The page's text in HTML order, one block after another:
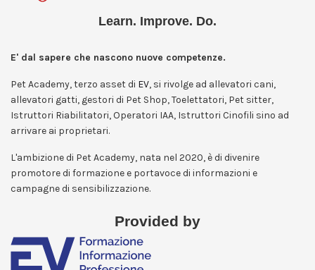
Learn. Improve. Do.
E' dal sapere che nascono nuove competenze.
Pet Academy, terzo asset di EV, si rivolge ad allevatori cani,
allevatori gatti, gestori di Pet Shop, Toelettatori, Pet sitter,
Istruttori Riabilitatori, Operatori IAA, Istruttori Cinofili sino ad
arrivare ai proprietari.
L'ambizione di Pet Academy, nata nel 2020, è di divenire
promotore di formazione e portavoce di informazioni e
campagne di sensibilizzazione.
Provided by